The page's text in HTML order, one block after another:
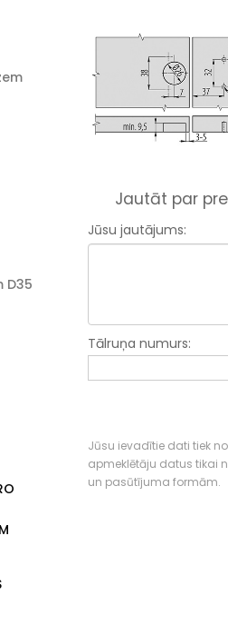
D35
Jautāt par
Jūsu jautājums:
Tālruņa numurs:
Jūsu ievadītie dati tiek
apmeklētāju datus tikai
un pasūtījuma formām.